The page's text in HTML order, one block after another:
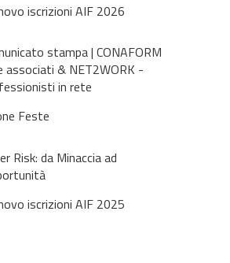
iscrizioni AIF 2026
stampa | CONAFORM
associati & NET2WORK -
in rete
Feste
Risk: da Minaccia ad
iscrizioni AIF 2025